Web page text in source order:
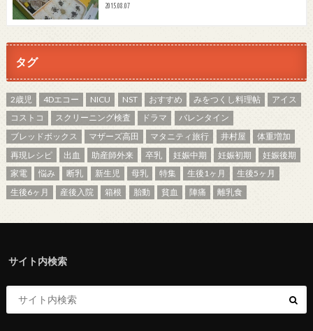
2015.08.07
タグ
2歳児 4Dエコー NICU NST おすすめ みをつくし料理帖
アイス
コストコ
スクリーニング検査 ドラマ
バレンタイン
ブレッドボックス
マザーズ高田 マタニティ旅行 井村屋
体重増加
再現レシピ
出血 助産師外来 卒乳 妊娠中期 妊娠初期
妊娠後期
家電
悩み 断乳 新生児 母乳 特集 生後1ヶ月
生後5ヶ月
生後6ヶ月
産後入院 箱根 胎動 貧血 陣痛 離乳食
サイト内検索